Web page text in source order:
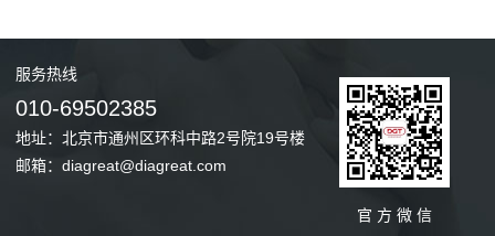
服务热线
010-69502385
地址：北京市通州区环科中路2号院19号楼
邮箱：diagreat@diagreat.com
官 方 微 信